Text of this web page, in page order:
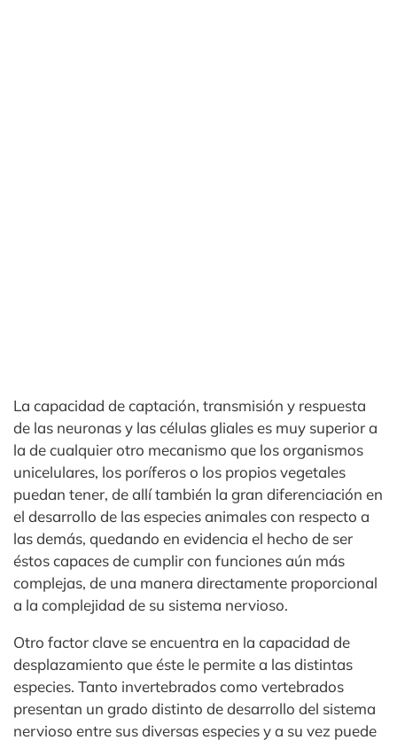
La capacidad de captación, transmisión y respuesta
de las neuronas y las células gliales es muy superior a
la de cualquier otro mecanismo que los organismos
unicelulares, los poríferos o los propios vegetales
puedan tener, de allí también la gran diferenciación en
el desarrollo de las especies animales con respecto a
las demás, quedando en evidencia el hecho de ser
éstos capaces de cumplir con funciones aún más
complejas, de una manera directamente proporcional
a la complejidad de su sistema nervioso.
Otro factor clave se encuentra en la capacidad de
desplazamiento que éste le permite a las distintas
especies. Tanto invertebrados como vertebrados
presentan un grado distinto de desarrollo del sistema
nervioso entre sus diversas especies y a su vez puede